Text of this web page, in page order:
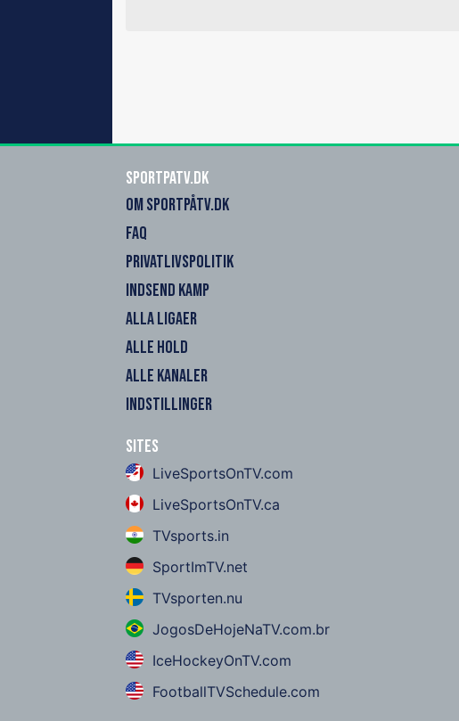
SportPaTV.dk
OM SPORTPÅTV.DK
FAQ
PRIVATLIVSPOLITIK
INDSEND KAMP
ALLA LIGAER
ALLE HOLD
ALLE KANALER
INDSTILLINGER
Sites
LiveSportsOnTV.com
LiveSportsOnTV.ca
TVsports.in
SportImTV.net
TVsporten.nu
JogosDeHojeNaTV.com.br
IceHockeyOnTV.com
FootballTVSchedule.com